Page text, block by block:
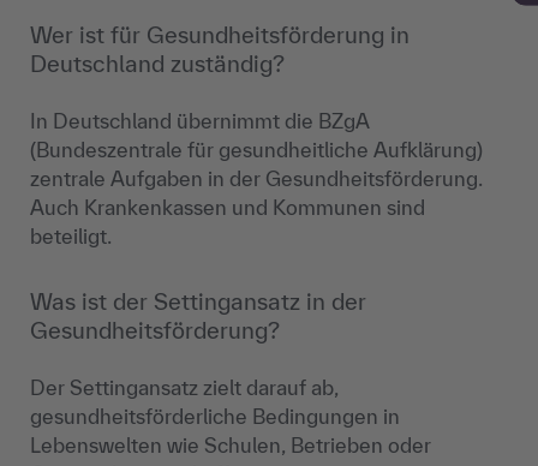
Wer ist für Gesundheitsförderung in
Deutschland zuständig?
In Deutschland übernimmt die BZgA
(Bundeszentrale für gesundheitliche Aufklärung)
zentrale Aufgaben in der Gesundheitsförderung.
Auch Krankenkassen und Kommunen sind
beteiligt.
Was ist der Settingansatz in der
Gesundheitsförderung?
Der Settingansatz zielt darauf ab,
gesundheitsförderliche Bedingungen in
Lebenswelten wie Schulen, Betrieben oder